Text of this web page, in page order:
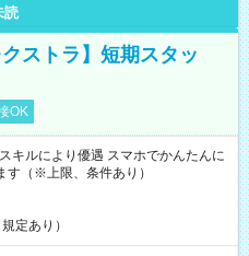
読
ストラ】短期スタッ
OK
ルにより優遇 スマホでかんたんに
す（※上限、条件あり）
定あり）